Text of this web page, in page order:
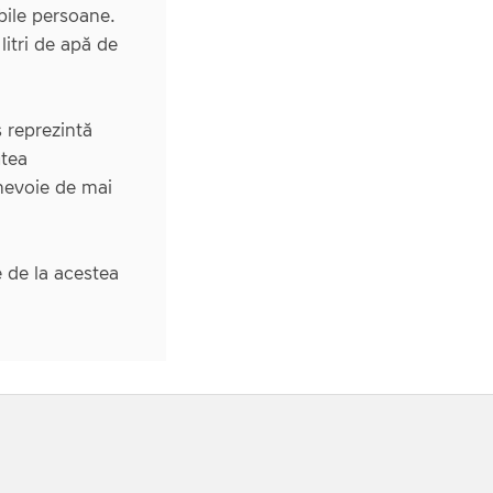
persoane.
de apă de
reprezintă
de mai
la acestea